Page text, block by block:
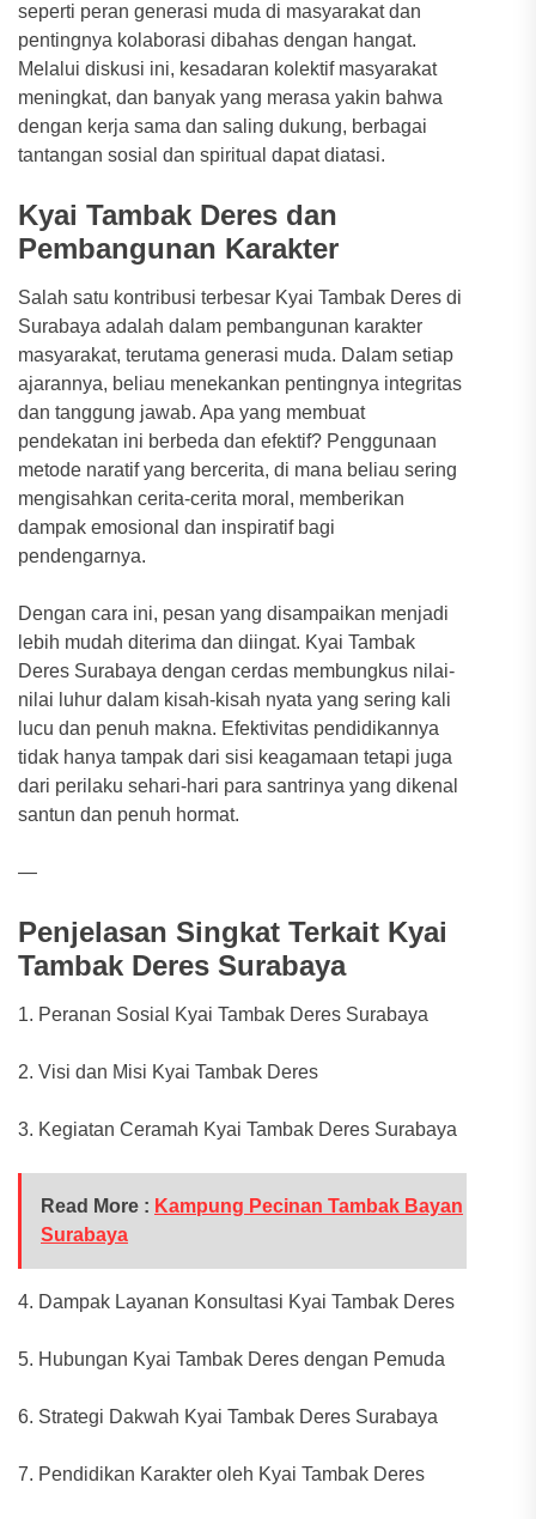
seperti peran generasi muda di masyarakat dan
pentingnya kolaborasi dibahas dengan hangat.
Melalui diskusi ini, kesadaran kolektif masyarakat
meningkat, dan banyak yang merasa yakin bahwa
dengan kerja sama dan saling dukung, berbagai
tantangan sosial dan spiritual dapat diatasi.
Kyai Tambak Deres dan
Pembangunan Karakter
Salah satu kontribusi terbesar Kyai Tambak Deres di
Surabaya adalah dalam pembangunan karakter
masyarakat, terutama generasi muda. Dalam setiap
ajarannya, beliau menekankan pentingnya integritas
dan tanggung jawab. Apa yang membuat
pendekatan ini berbeda dan efektif? Penggunaan
metode naratif yang bercerita, di mana beliau sering
mengisahkan cerita-cerita moral, memberikan
dampak emosional dan inspiratif bagi
pendengarnya.
Dengan cara ini, pesan yang disampaikan menjadi
lebih mudah diterima dan diingat. Kyai Tambak
Deres Surabaya dengan cerdas membungkus nilai-
nilai luhur dalam kisah-kisah nyata yang sering kali
lucu dan penuh makna. Efektivitas pendidikannya
tidak hanya tampak dari sisi keagamaan tetapi juga
dari perilaku sehari-hari para santrinya yang dikenal
santun dan penuh hormat.
—
Penjelasan Singkat Terkait Kyai
Tambak Deres Surabaya
1. Peranan Sosial Kyai Tambak Deres Surabaya
2. Visi dan Misi Kyai Tambak Deres
3. Kegiatan Ceramah Kyai Tambak Deres Surabaya
Read More : Kampung Pecinan Tambak Bayan
Surabaya
4. Dampak Layanan Konsultasi Kyai Tambak Deres
5. Hubungan Kyai Tambak Deres dengan Pemuda
6. Strategi Dakwah Kyai Tambak Deres Surabaya
7. Pendidikan Karakter oleh Kyai Tambak Deres